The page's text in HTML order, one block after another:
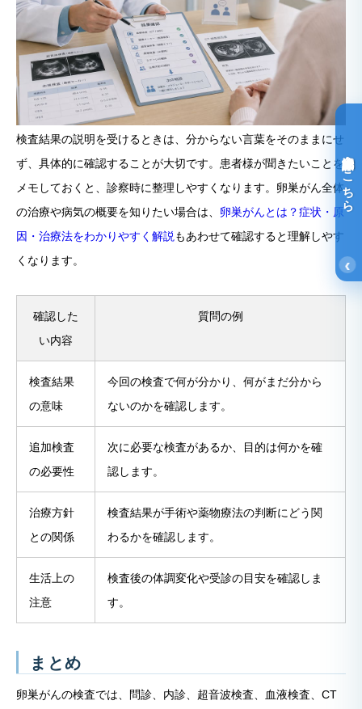
検査結果の説明を受けるときは、分からない言葉をそのままにせ
ず、具体的に確認することが大切です。患者様が聞きたいことを
メモしておくと、診察時に整理しやすくなります。卵巣がん全体
の治療や病気の概要を知りたい場合は、 卵巣がんとは？症状・原
因・治療法をわかりやすく解説 もあわせて確認すると理解しやす
くなります。
確認した
い内容
質問の例
検査結果
の意味
今回の検査で何が分かり、何がまだ分から
ないのかを確認します。
追加検査
の必要性
次に必要な検査があるか、目的は何かを確
認します。
治療方針
との関係
検査結果が手術や薬物療法の判断にどう関
わるかを確認します。
生活上の
注意
検査後の体調変化や受診の目安を確認しま
す。
まとめ
卵巣がんの検査では、問診、内診、超音波検査、血液検査、CT
‹
光免疫療法詳細はこちら